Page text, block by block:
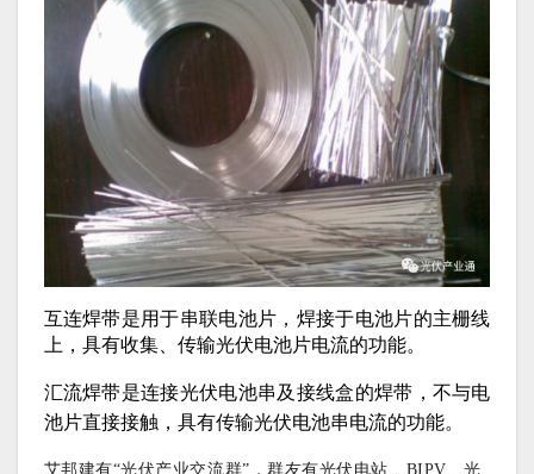
互连焊带是用于串联电池片，焊接于电池片的主栅线
上，具有收集、传输光伏电池片电流的功能。
汇流焊带是连接光伏电池串及接线盒的焊带，不与电
池片直接接触，具有传输光伏电池串电流的功能。
艾邦建有“光伏产业交流群”，群友有光伏电站、BIPV、光